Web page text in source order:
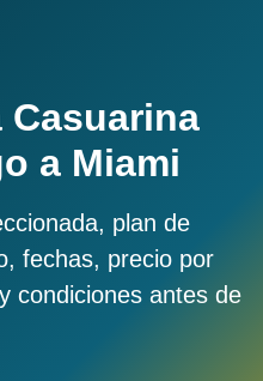
Casuarina
a Miami
plan de
fechas, precio por
condiciones antes de